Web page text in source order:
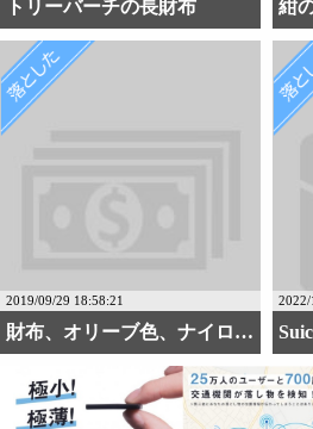
トリーバーチの長財布 紺
2019/09/29 18:58:21
財布、オリーブ色、ナイロ・・・